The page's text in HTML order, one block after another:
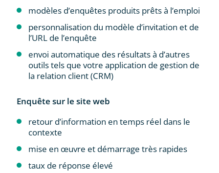
modèles d’enquêtes produits prêts à l’emploi
personnalisation du modèle d’invitation et de
l’URL de l’enquête
envoi automatique des résultats à d’autres
outils tels que votre application de gestion de
la relation client (CRM)
Enquête sur le site web
retour d’information en temps réel dans le
contexte
mise en œuvre et démarrage très rapides
taux de réponse élevé